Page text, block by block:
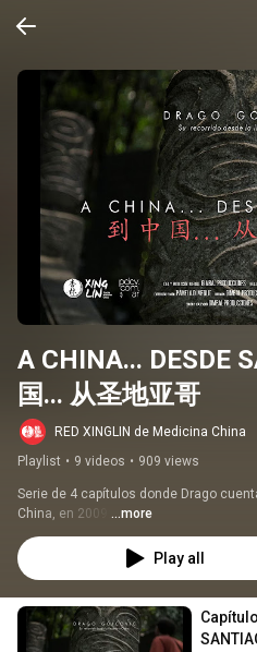
A CHINA... DESDE
国... 从圣地亚哥
RED XINGLIN de Medicina China
Playlist • 9 videos • 909 views
Serie de 4 capítulos donde Drago
China, en 2009: ...more
Play all